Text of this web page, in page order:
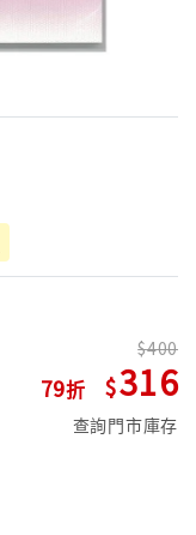
79
400
316
查詢門市庫存